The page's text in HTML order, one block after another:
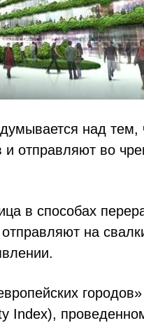
над тем,
и отправляют во
в способах
на
Index),